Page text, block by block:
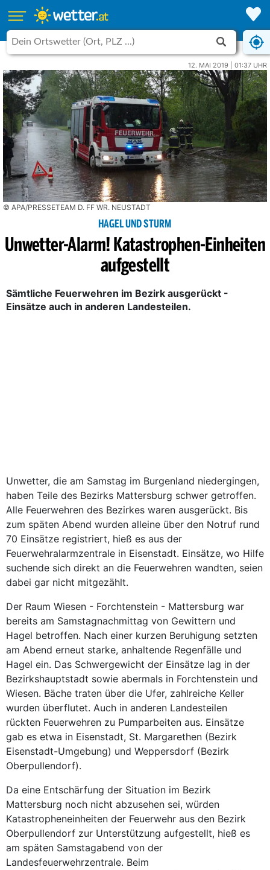
12. MAI 2019 | 01:37 UHR
© APA/PRESSETEAM D. FF WR. NEUSTADT
HAGEL UND STURM
Unwetter-Alarm! Katastrophen-Einheiten
aufgestellt
Sämtliche Feuerwehren im Bezirk ausgerückt -
Einsätze auch in anderen Landesteilen.
Unwetter, die am Samstag im Burgenland niedergingen,
haben Teile des Bezirks Mattersburg schwer getroffen.
Alle Feuerwehren des Bezirkes waren ausgerückt. Bis
zum späten Abend wurden alleine über den Notruf rund
70 Einsätze registriert, hieß es aus der
Feuerwehralarmzentrale in Eisenstadt. Einsätze, wo Hilfe
suchende sich direkt an die Feuerwehren wandten, seien
dabei gar nicht mitgezählt.
Der Raum Wiesen - Forchtenstein - Mattersburg war
bereits am Samstagnachmittag von Gewittern und
Hagel betroffen. Nach einer kurzen Beruhigung setzten
am Abend erneut starke, anhaltende Regenfälle und
Hagel ein. Das Schwergewicht der Einsätze lag in der
Bezirkshauptstadt sowie abermals in Forchtenstein und
Wiesen. Bäche traten über die Ufer, zahlreiche Keller
wurden überflutet. Auch in anderen Landesteilen
rückten Feuerwehren zu Pumparbeiten aus. Einsätze
gab es etwa in Eisenstadt, St. Margarethen (Bezirk
Eisenstadt-Umgebung) und Weppersdorf (Bezirk
Oberpullendorf).
Da eine Entschärfung der Situation im Bezirk
Mattersburg noch nicht abzusehen sei, würden
Katastropheneinheiten der Feuerwehr aus den Bezirk
Oberpullendorf zur Unterstützung aufgestellt, hieß es
am späten Samstagabend von der
Landesfeuerwehrzentrale. Beim